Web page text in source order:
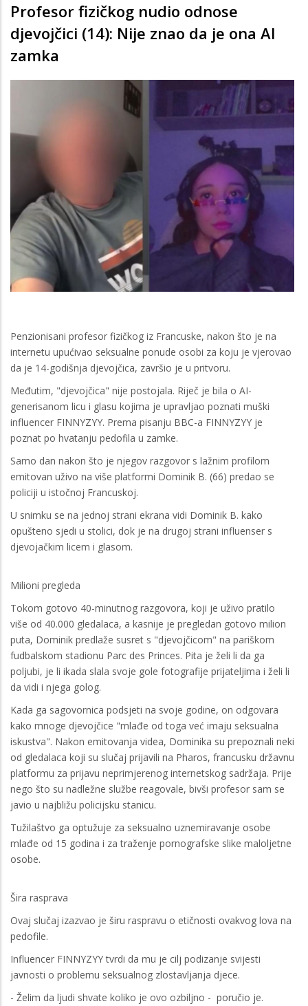
Profesor fizičkog nudio odnose
djevojčici (14): Nije znao da je ona AI
zamka
Penzionisani profesor fizičkog iz Francuske, nakon što je na
internetu upućivao seksualne ponude osobi za koju je vjerovao
da je 14-godišnja djevojčica, završio je u pritvoru.
Međutim, "djevojčica" nije postojala. Riječ je bila o AI-
generisanom licu i glasu kojima je upravljao poznati muški
influencer FINNYZYY. Prema pisanju BBC-a FINNYZYY je
poznat po hvatanju pedofila u zamke.
Samo dan nakon što je njegov razgovor s lažnim profilom
emitovan uživo na više platformi Dominik B. (66) predao se
policiji u istočnoj Francuskoj.
U snimku se na jednoj strani ekrana vidi Dominik B. kako
opušteno sjedi u stolici, dok je na drugoj strani influenser s
djevojačkim licem i glasom.
Milioni pregleda
Tokom gotovo 40-minutnog razgovora, koji je uživo pratilo
više od 40.000 gledalaca, a kasnije je pregledan gotovo milion
puta, Dominik predlaže susret s "djevojčicom" na pariškom
fudbalskom stadionu Parc des Princes. Pita je želi li da ga
poljubi, je li ikada slala svoje gole fotografije prijateljima i želi li
da vidi i njega golog.
Kada ga sagovornica podsjeti na svoje godine, on odgovara
kako mnoge djevojčice "mlađe od toga već imaju seksualna
iskustva". Nakon emitovanja videa, Dominika su prepoznali neki
od gledalaca koji su slučaj prijavili na Pharos, francusku državnu
platformu za prijavu neprimjerenog internetskog sadržaja. Prije
nego što su nadležne službe reagovale, bivši profesor sam se
javio u najbližu policijsku stanicu.
Tužilaštvo ga optužuje za seksualno uznemiravanje osobe
mlađe od 15 godina i za traženje pornografske slike maloljetne
osobe.
Šira rasprava
Ovaj slučaj izazvao je širu raspravu o etičnosti ovakvog lova na
pedofile.
Influencer FINNYZYY tvrdi da mu je cilj podizanje svijesti
javnosti o problemu seksualnog zlostavljanja djece.
- Želim da ljudi shvate koliko je ovo ozbiljno - poručio je.